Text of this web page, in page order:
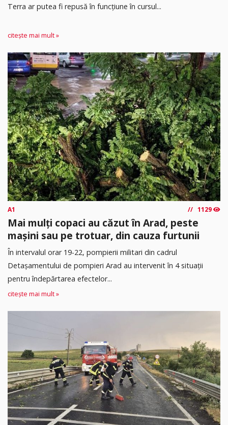
Terra ar putea fi repusă în funcțiune în cursul...
citește mai mult »
A1 1129
Mai mulți copaci au căzut în Arad, peste
mașini sau pe trotuar, din cauza furtunii
În intervalul orar 19-22, pompierii militari din cadrul
Detașamentului de pompieri Arad au intervenit în 4 situații
pentru îndepărtarea efectelor...
citește mai mult »